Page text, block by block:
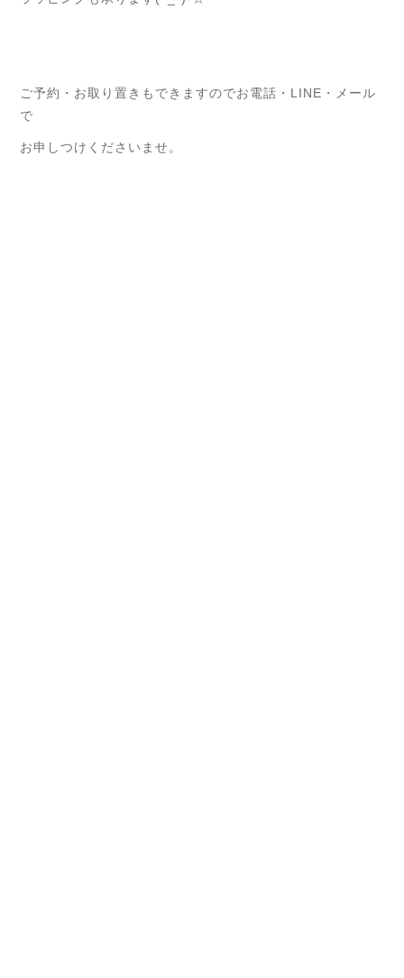
ご予約・お取り置きもできますのでお電話・LINE・メール
で
お申しつけくださいませ。